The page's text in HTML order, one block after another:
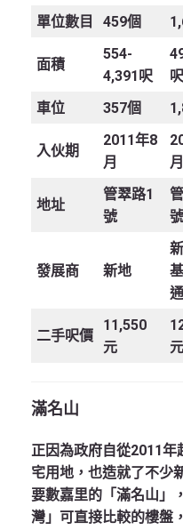
單位數目 459個
面積
554-
4,391呎
呎
車位
357個
入伙期
2011年8
月
月
地址
管翠路1
號
號
發展商 新地
通
二手呎價
11,550
元
元
滿名山
正因為政府自從2011年
宅用地，也造就了不少
要數嘉里的「滿名山」
灣」可直接比較的樓盤